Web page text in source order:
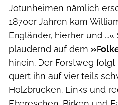
Jotunheimen nämlich
1870er Jahren kam
Engländer, hierher und
plaudernd auf dem
hinein. Der Forstweg
quert ihn auf vier teils
Holzbrücken. Links und